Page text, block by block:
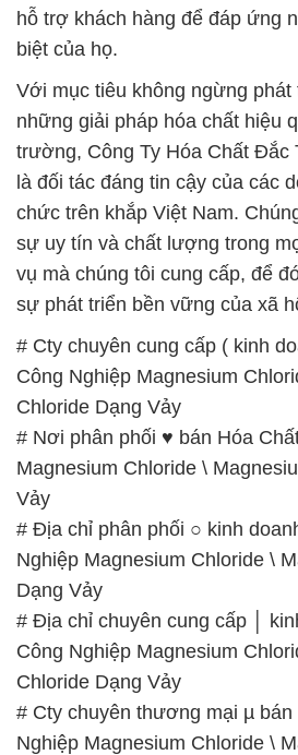
hỗ trợ khách hàng để đáp ứng
biệt của họ.
Với mục tiêu không ngừng phát
những giải pháp hóa chất hiệu
trường, Công Ty Hóa Chất Đắc
là đối tác đáng tin cậy của các
chức trên khắp Việt Nam.
sự uy tín và chất lượng trong
vụ mà chúng tôi cung cấp, để
sự phát triển bền vững của xã
# Cty chuyên cung cấp ( kinh
Công Nghiệp Magnesium
Chloride Dạng Vảy
# Nơi phân phối ♥ bán Hóa
Magnesium Chloride \
Vảy
# Địa chỉ phân phối ○ kinh
Nghiệp Magnesium Chloride \
Dạng Vảy
# Địa chỉ chuyên cung cấp │
Công Nghiệp Magnesium
Chloride Dạng Vảy
# Cty chuyên thương mại µ bán
Nghiệp Magnesium Chloride \